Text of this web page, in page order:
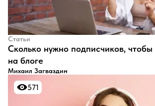
Статьи
​Сколько нужно подписчиков, чтобы
на блоге
Михаил Загваздин
571
571